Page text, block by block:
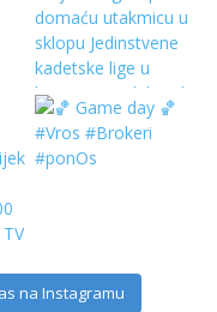
na Instagramu